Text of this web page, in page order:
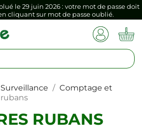
le 29 juin 2026 : votre mot de passe doit
cliquant sur mot de passe oublié.
votre précédent mot de passe dans votre
être réenregistré à la première connexion
le 29 juin 2026 : votre mot de passe doit
cliquant sur mot de passe oublié.
votre précédent mot de passe dans votre
être réenregistré à la première connexion
Comptage et
RUBANS